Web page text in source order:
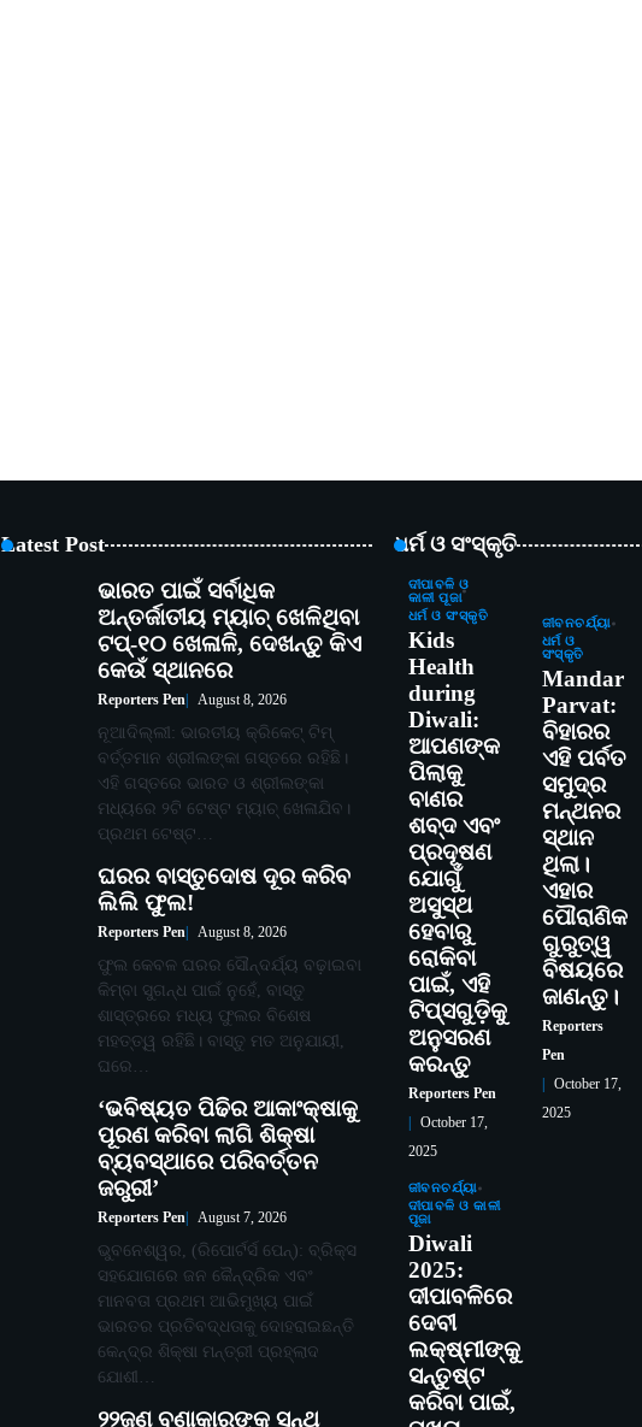
Latest Post
ଭାରତ ପାଇଁ ସର୍ବାଧିକ
ଅନ୍ତର୍ଜାତୀୟ ମ୍ୟାଚ୍ ଖେଳିଥିବା
ଟପ୍-୧୦ ଖେଳାଳି, ଦେଖନ୍ତୁ କିଏ
କେଉଁ ସ୍ଥାନରେ
Reporters Pen August 8, 2026
ନୂଆଦିଲ୍ଲୀ: ଭାରତୀୟ କ୍ରିକେଟ୍ ଟିମ୍
ବର୍ତ୍ତମାନ ଶ୍ରୀଲଙ୍କା ଗସ୍ତରେ ରହିଛି।
ଏହି ଗସ୍ତରେ ଭାରତ ଓ ଶ୍ରୀଲଙ୍କା
ମଧ୍ୟରେ ୨ଟି ଟେଷ୍ଟ ମ୍ୟାଚ୍ ଖେଳାଯିବ।
ପ୍ରଥମ ଟେଷ୍ଟ…
ଘରର ବାସ୍ତୁଦୋଷ ଦୂର କରିବ
ଲିଲି ଫୁଲ!
Reporters Pen August 8, 2026
ଫୁଲ କେବଳ ଘରର ସୌନ୍ଦର୍ଯ୍ୟ ବଢ଼ାଇବା
କିମ୍ବା ସୁଗନ୍ଧ ପାଇଁ ନୁହେଁ, ବାସ୍ତୁ
ଶାସ୍ତ୍ରରେ ମଧ୍ୟ ଫୁଲର ବିଶେଷ
ମହତ୍ତ୍ୱ ରହିଛି। ବାସ୍ତୁ ମତ ଅନୁଯାୟୀ,
ଘରେ…
‘ଭବିଷ୍ୟତ ପିଢିର ଆକାଂକ୍ଷାକୁ
ପୂରଣ କରିବା ଲାଗି ଶିକ୍ଷା
ବ୍ୟବସ୍ଥାରେ ପରିବର୍ତ୍ତନ
ଜରୁରୀ’
Reporters Pen August 7, 2026
ଭୁବନେଶ୍ୱର, (ରିପୋର୍ଟର୍ସ ପେନ୍‌): ବ୍ରିକ୍ସ
ସହଯୋଗରେ ଜନ କୈନ୍ଦ୍ରିକ ଏବଂ
ମାନବତା ପ୍ରଥମ ଆଭିମୁଖ୍ୟ ପାଇଁ
ଭାରତର ପ୍ରତିବଦ୍ଧତାକୁ ଦୋହରାଇଛନ୍ତି
କେନ୍ଦ୍ର ଶିକ୍ଷା ମନ୍ତ୍ରୀ ପ୍ରହ୍ଲାଦ
ଯୋଶୀ…
୨୨ଜଣ ବୁଣାକାରଙ୍କୁ ସନ୍ଥ
ଧର୍ମ ଓ ସଂସ୍କୃତି
ଦୀପାବଳି ଓ
କାଳୀ ପୂଜା
ଧର୍ମ ଓ ସଂସ୍କୃତି
Kids
Health
during
Diwali:
ଆପଣଙ୍କ
ପିଲାକୁ
ବାଣର
ଶବ୍ଦ ଏବଂ
ପ୍ରଦୂଷଣ
ଯୋଗୁଁ
ଅସୁସ୍ଥ
ହେବାରୁ
ରୋକିବା
ପାଇଁ, ଏହି
ଟିପ୍ସଗୁଡ଼ିକୁ
ଅନୁସରଣ
କରନ୍ତୁ
Reporters Pen
October 17,
2025
ଜୀବନଚର୍ଯ୍ୟା
ଧର୍ମ ଓ
ସଂସ୍କୃତି
Mandar
Parvat:
ବିହାରର
ଏହି ପର୍ବତ
ସମୁଦ୍ର
ମନ୍ଥନର
ସ୍ଥାନ
ଥିଲା।
ଏହାର
ପୌରାଣିକ
ଗୁରୁତ୍ୱ
ବିଷୟରେ
ଜାଣନ୍ତୁ।
Reporters
Pen
October 17,
2025
ଜୀବନଚର୍ଯ୍ୟା
ଦୀପାବଳି ଓ କାଳୀ
ପୂଜା
Diwali
2025:
ଦୀପାବଳିରେ
ଦେବୀ
ଲକ୍ଷ୍ମୀଙ୍କୁ
ସନ୍ତୁଷ୍ଟ
କରିବା ପାଇଁ,